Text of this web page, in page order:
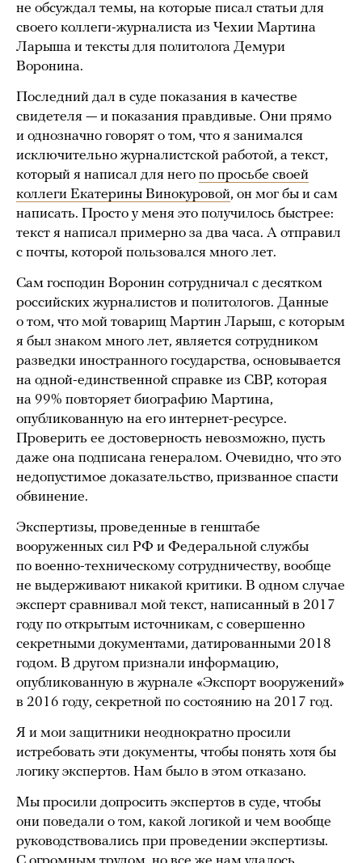
не обсуждал темы, на которые писал статьи для
своего коллеги-журналиста из Чехии Мартина
Ларыша и тексты для политолога Демури
Воронина.
Последний дал в суде показания в качестве
свидетеля — и показания правдивые. Они прямо
и однозначно говорят о том, что я занимался
исключительно журналистской работой, а текст,
который я написал для него по просьбе своей
коллеги Екатерины Винокуровой, он мог бы и сам
написать. Просто у меня это получилось быстрее:
текст я написал примерно за два часа. А отправил
с почты, которой пользовался много лет.
Сам господин Воронин сотрудничал с десятком
российских журналистов и политологов. Данные
о том, что мой товарищ Мартин Ларыш, с которым
я был знаком много лет, является сотрудником
разведки иностранного государства, основывается
на одной-единственной справке из СВР, которая
на 99% повторяет биографию Мартина,
опубликованную на его интернет-ресурсе.
Проверить ее достоверность невозможно, пусть
даже она подписана генералом. Очевидно, что это
недопустимое доказательство, призванное спасти
обвинение.
Экспертизы, проведенные в генштабе
вооруженных сил РФ и Федеральной службы
по военно-техническому сотрудничеству, вообще
не выдерживают никакой критики. В одном случае
эксперт сравнивал мой текст, написанный в 2017
году по открытым источникам, с совершенно
секретными документами, датированными 2018
годом. В другом признали информацию,
опубликованную в журнале «Экспорт вооружений»
в 2016 году, секретной по состоянию на 2017 год.
Я и мои защитники неоднократно просили
истребовать эти документы, чтобы понять хотя бы
логику экспертов. Нам было в этом отказано.
Мы просили допросить экспертов в суде, чтобы
они поведали о том, какой логикой и чем вообще
руководствовались при проведении экспертизы.